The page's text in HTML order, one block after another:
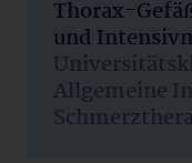
Thorax-
und
Allgemeine